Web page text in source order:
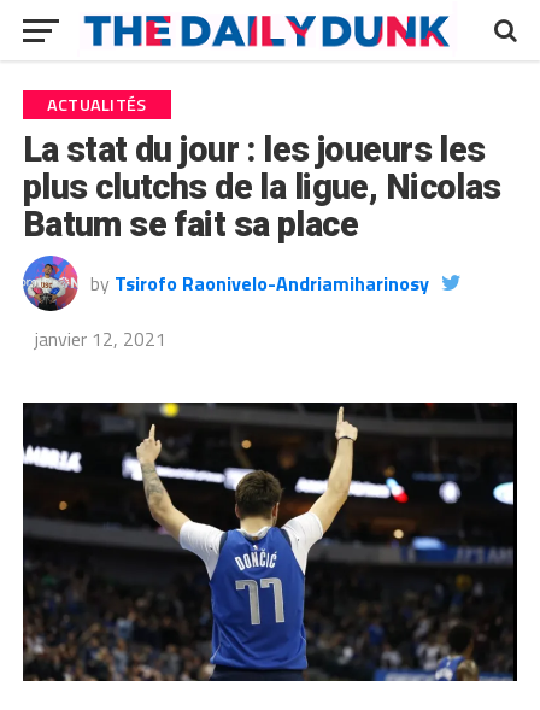
ACTUALITÉS
La stat du jour : les joueurs les
plus clutchs de la ligue, Nicolas
Batum se fait sa place
by Tsirofo Raonivelo-Andriamiharinosy
janvier 12, 2021